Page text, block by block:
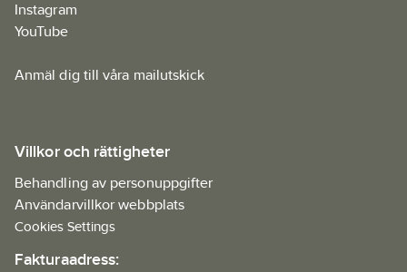
Instagram
YouTube
Anmäl dig till våra mailutskick
Villkor och rättigheter
Behandling av personuppgifter
Användarvillkor webbplats
Cookies Settings
Fakturaadress: